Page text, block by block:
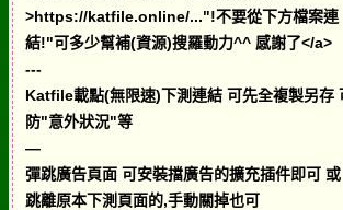
>https://katfile.online/..."!不要從下方檔案連
結!"可多少幫補(資源)搜羅動力^^ 感謝了</a>
---
Katfile載點(無限速)下測連結 可先全複製另存
防"意外狀況"等
—
彈跳廣告頁面 可安裝擋廣告的擴充插件即可 或
跳離原本下測頁面的,手動關掉也可